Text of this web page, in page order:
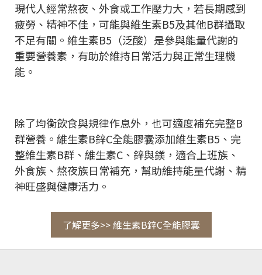
現代人經常熬夜、外食或工作壓力大，若長期感到
疲勞、精神不佳，可能與維生素B5及其他B群攝取
不足有關。維生素B5（泛酸）是參與能量代謝的
重要營養素，有助於維持日常活力與正常生理機
能。
除了均衡飲食與規律作息外，也可適度補充完整B
群營養。維生素B鋅C全能膠囊添加維生素B5、完
整維生素B群、維生素C、鋅與鎂，適合上班族、
外食族、熬夜族日常補充，幫助維持能量代謝、精
神旺盛與健康活力。
了解更多>> 維生素B鋅C全能膠囊